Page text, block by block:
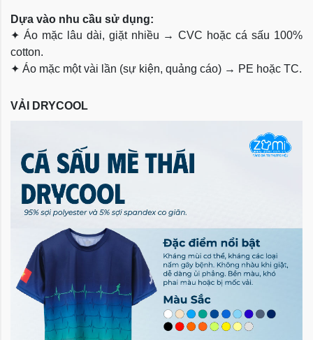
Dựa vào nhu cầu sử dụng:
✦ Áo mặc lâu dài, giặt nhiều → CVC hoặc cá sấu 100%
cotton.
✦ Áo mặc một vài lần (sự kiện, quảng cáo) → PE hoặc TC.
VẢI DRYCOOL